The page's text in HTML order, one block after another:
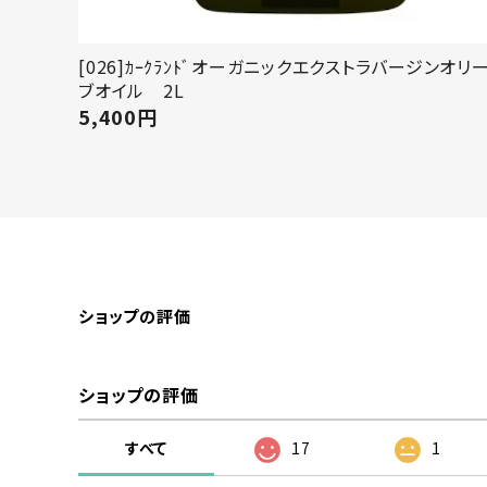
[026]ｶｰｸﾗﾝﾄﾞオーガニックエクストラバージンオリ
ブオイル 2L
5,400円
ショップの評価
ショップの評価
すべて 17 1